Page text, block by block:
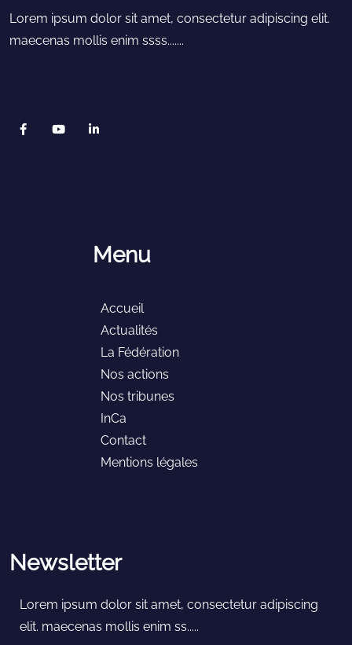
Lorem ipsum dolor sit amet, consectetur adipiscing elit.
maecenas mollis enim ssss.......
Menu
Accueil
Actualités
La Fédération
Nos actions
Nos tribunes
InCa
Contact
Mentions légales
Newsletter
Lorem ipsum dolor sit amet, consectetur adipiscing
elit. maecenas mollis enim ss.....